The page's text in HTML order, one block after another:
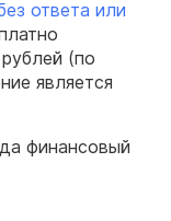
ответа или
(по
является
финансовый